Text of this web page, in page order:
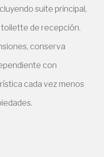
suite principal,
toilette de recepción.
conserva
con
cada vez menos